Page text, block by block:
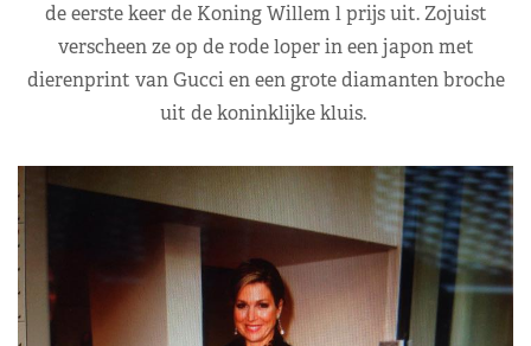
de eerste keer de Koning Willem l prijs uit. Zojuist
verscheen ze op de rode loper in een japon met
dierenprint van Gucci en een grote diamanten broche
uit de koninklijke kluis.